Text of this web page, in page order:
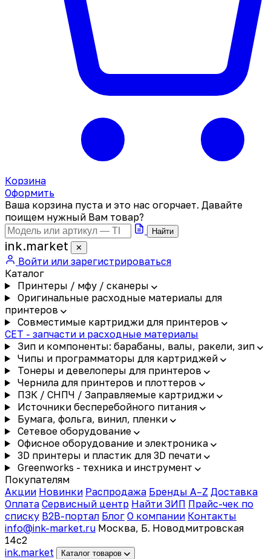
Корзина
Оформить
Ваша корзина пуста и это нас огорчает. Давайте
поищем нужный Вам товар?
Найти
ink.market ✕
Войти или зарегистрироваться
Каталог
Принтеры / мфу / сканеры
Оригинальные расходные материалы для
принтеров
Совместимые картриджи для принтеров
CET - запчасти и расходные материалы
Зип и компоненты: барабаны, валы, ракели, зип
Чипы и программаторы для картриджей
Тонеры и девелоперы для принтеров
Чернила для принтеров и плоттеров
ПЗК / СНПЧ / Заправляемые картриджи
Источники бесперебойного питания
Бумага, фольга, винил, пленки
Сетевое оборудование
Офисное оборудование и электроника
3D принтеры и пластик для 3D печати
Greenworks - техника и инструмент
Покупателям
Акции Новинки Распродажа Бренды A–Z Доставка
Оплата Сервисный центр Найти ЗИП Прайс-чек по
списку B2B-портал Блог О компании Контакты
info@ink-market.ru Москва, Б. Новодмитровская
14с2
ink.market Каталог товаров